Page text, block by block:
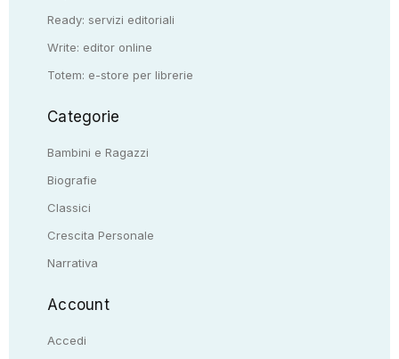
Ready: servizi editoriali
Write: editor online
Totem: e-store per librerie
Categorie
Bambini e Ragazzi
Biografie
Classici
Crescita Personale
Narrativa
Account
Accedi